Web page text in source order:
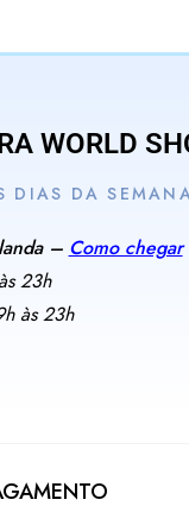
WORLD
DIAS DA
– Como chegar
23h
às 23h